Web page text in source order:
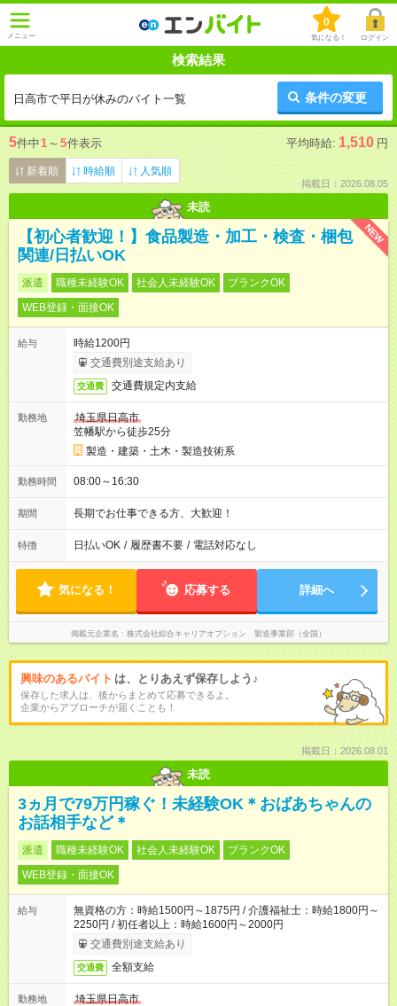
メニュー
0
気になる！ ログイン
検索結果
日高市で平日が休みのバイト一覧 条件の変更
5件中1 ～ 5件表示 平均時給: 1,510 円
新着順 時給順 人気順
掲載日：2026.08.05
未読
NEW
【初心者歓迎！】食品製造・加工・検査・梱包
関連/日払いOK
派遣 職種未経験OK 社会人未経験OK
ブランクOK
WEB登録・面接OK
給与
時給1200円
交通費別途支給あり
交通費 交通費規定内支給
勤務地
埼玉県日高市
笠幡駅から徒歩25分
製造・建築・土木・製造技術系
勤務時間 08:00～16:30
期間 長期でお仕事できる方、大歓迎！
特徴 日払いOK / 履歴書不要 / 電話対応なし
気になる！ 応募する 詳細へ
掲載元企業名 株式会社綜合キャリアオプション 製造事業部（全国）
興味のあるバイト は、とりあえず保存しよう♪
保存した求人は、後からまとめて応募できるよ。
企業からアプローチが届くことも！
掲載日：2026.08.01
未読
3ヵ月で79万円稼ぐ！未経験OK＊おばあちゃんの
お話相手など＊
派遣 職種未経験OK 社会人未経験OK
ブランクOK
WEB登録・面接OK
給与
無資格の方：時給1500円～1875円 / 介護福祉士：時給1800円～
2250円 / 初任者以上：時給1600円～2000円
交通費別途支給あり
交通費 全額支給
勤務地
埼玉県日高市